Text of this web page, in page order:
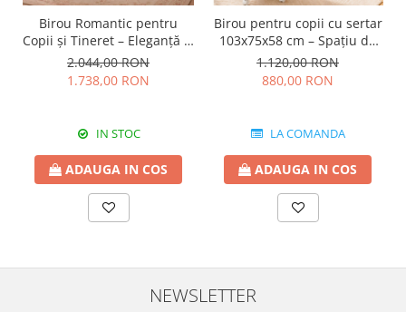
Birou Romantic pentru
Copii și Tineret – Eleganță și
Funcționalitate, 117x62x75
cm
2.044,00 RON
1.738,00 RON
IN STOC
ADAUGA IN COS
Birou pentru copii cu sertar
103x75x58 cm – Spațiu de
lucru modern, colecția Varia
white
1.120,00 RON
880,00 RON
LA COMANDA
ADAUGA IN COS
NEWSLETTER